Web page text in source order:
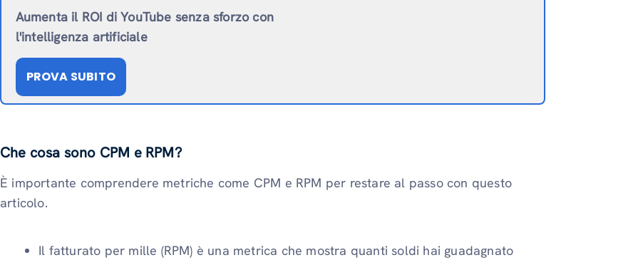
Aumenta il ROI di YouTube senza sforzo con
l'intelligenza artificiale
PROVA SUBITO
Che cosa sono CPM e RPM?
È importante comprendere metriche come CPM e RPM per restare al passo con questo
articolo.
Il fatturato per mille (RPM) è una metrica che mostra quanti soldi hai guadagnato